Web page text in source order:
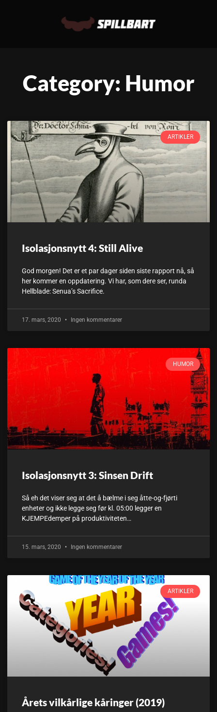
Category: Humor
ARTIKLER
Isolasjonsnytt 4: Still Alive
God morgen! Det er et par dager siden siste rapport nå, så
her kommer en oppdatering. Vi har, som dere ser, runda
Hellblade: Senua’s Sacrifice.
17. mars, 2020 Ingen kommentarer
HUMOR
Isolasjonsnytt 3: Sinsen Drift
Så eh det viser seg at det å bælme i seg åtte-og-fjørti
enheter og ikke legge seg før kl. 05:00 legger en
KJEMPEdemper på produktiviteten…
15. mars, 2020 Ingen kommentarer
ARTIKLER
Årets vilkårlige kåringer (2019)